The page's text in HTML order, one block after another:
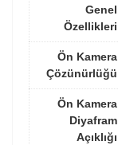
Genel
Özellikleri
Ön Kamera
Çözünürlüğü
Ön Kamera
Diyafram
Açıklığı